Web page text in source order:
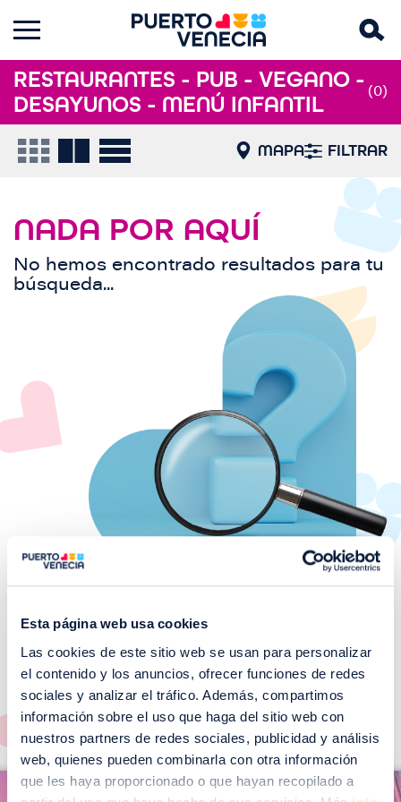
Esta página web usa cookies
Las cookies de este sitio web se usan para personalizar
el contenido y los anuncios, ofrecer funciones de redes
sociales y analizar el tráfico. Además, compartimos
información sobre el uso que haga del sitio web con
nuestros partners de redes sociales, publicidad y análisis
web, quienes pueden combinarla con otra información
que les haya proporcionado o que hayan recopilado a
RESTAURANTES - PUB - VEGANO -
DESAYUNOS - MENÚ INFANTIL
(0)
MAPA FILTRAR
NADA POR AQUÍ
No hemos encontrado resultados para tu
búsqueda...
¡No te pierdas nuestros
EVENTOS!
Ver todos >
m